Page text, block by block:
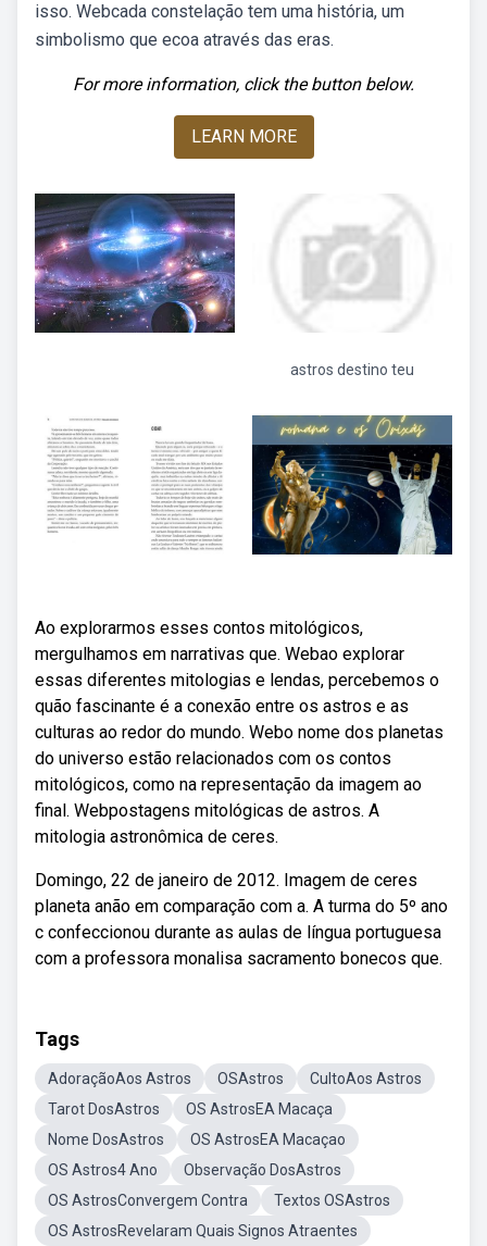
isso. Webcada constelação tem uma história, um
simbolismo que ecoa através das eras.
For more information, click the button below.
LEARN MORE
astros destino teu
Ao explorarmos esses contos mitológicos,
mergulhamos em narrativas que. Webao explorar
essas diferentes mitologias e lendas, percebemos o
quão fascinante é a conexão entre os astros e as
culturas ao redor do mundo. Webo nome dos planetas
do universo estão relacionados com os contos
mitológicos, como na representação da imagem ao
final. Webpostagens mitológicas de astros. A
mitologia astronômica de ceres.
Domingo, 22 de janeiro de 2012. Imagem de ceres
planeta anão em comparação com a. A turma do 5º ano
c confeccionou durante as aulas de língua portuguesa
com a professora monalisa sacramento bonecos que.
Tags
AdoraçãoAos Astros OSAstros
CultoAos Astros
Tarot DosAstros
OS AstrosEA Macaça
Nome DosAstros
OS AstrosEA Macaçao
OS Astros4 Ano
Observação DosAstros
OS AstrosConvergem Contra
Textos OSAstros
OS AstrosRevelaram Quais Signos Atraentes